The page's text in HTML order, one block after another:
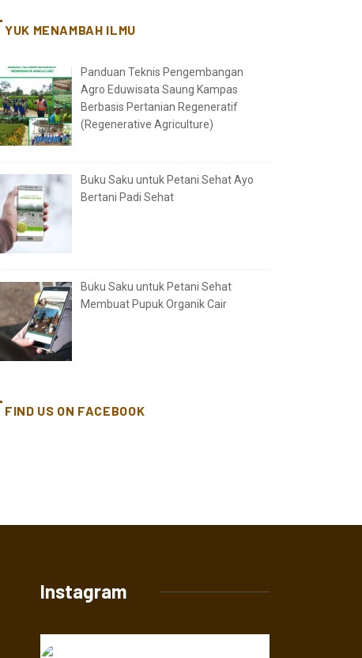
YUK MENAMBAH ILMU
Panduan Teknis Pengembangan
Agro Eduwisata Saung Kampas
Berbasis Pertanian Regeneratif
(Regenerative Agriculture)
Buku Saku untuk Petani Sehat Ayo
Bertani Padi Sehat
Buku Saku untuk Petani Sehat
Membuat Pupuk Organik Cair
FIND US ON FACEBOOK
Instagram